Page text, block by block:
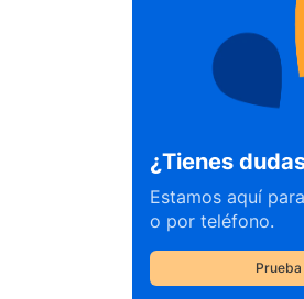
¿Tienes
Estamos aquí
o por teléfono.